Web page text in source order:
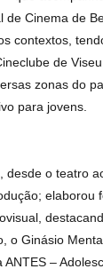
Cinema de
contextos,
de
zonas do
para jovens.
o teatro
elaborou
o Ginásio
–